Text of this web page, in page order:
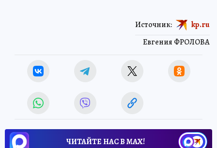
Евгения ФРОЛОВА
Источник: kp.ru
ЧИТАЙТЕ НАС В МАХ!